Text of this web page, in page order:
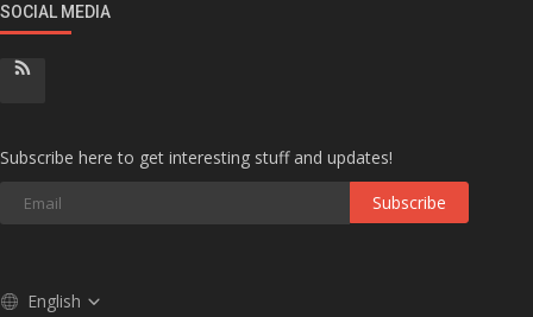
SOCIAL MEDIA
Subscribe here to get interesting stuff and updates!
Subscribe
English